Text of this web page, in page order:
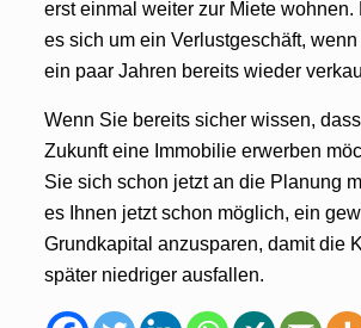
erst einmal weiter zur Miete wohnen.
es sich um ein Verlustgeschäft,
ein paar Jahren bereits wieder
Wenn Sie bereits sicher wissen,
Zukunft eine Immobilie erwerben
Sie sich schon jetzt an die Planung
es Ihnen jetzt schon möglich, ein
Grundkapital anzusparen, damit die
später niedriger ausfallen.